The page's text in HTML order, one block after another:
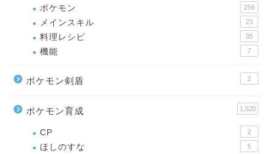
ポケモン 256
メインスキル 23
料理レシピ 35
機能 7
ポケモン剣盾 2
ポケモン育成 1,520
CP 2
ほしのすな 5